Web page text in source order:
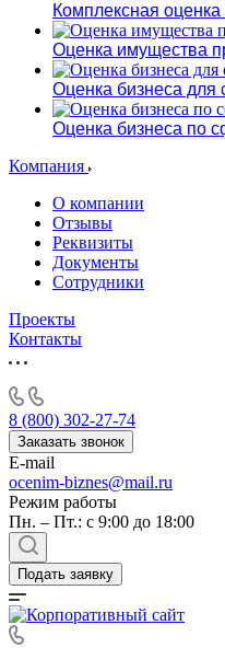
Комплексная оценка
Оценка имущества
Оценка бизнеса для
Оценка бизнеса по
Компания
О компании
Отзывы
Реквизиты
Документы
Сотрудники
Проекты
Контакты
8 (800) 302-27-74
Заказать звонок
E-mail
ocenim-biznes@mail.ru
Режим работы
Пн. – Пт.: с 9:00 до 18:00
Подать заявку